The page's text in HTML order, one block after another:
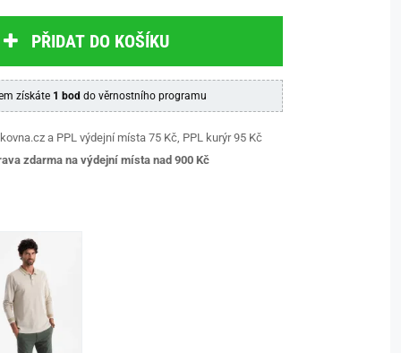
PŘIDAT DO KOŠÍKU
získáte 1 bod do věrnostního programu
a PPL výdejní místa 75 Kč, PPL kurýr 95 Kč
zdarma na výdejní místa nad 900 Kč